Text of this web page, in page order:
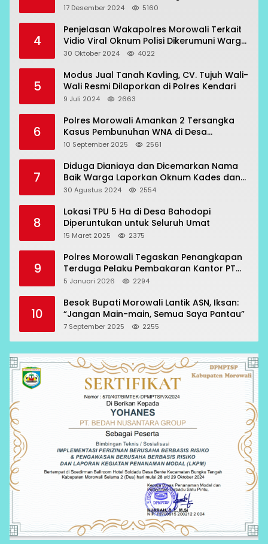
Beraksi di 7 Lokasi
17 Desember 2024 5160
4
Penjelasan Wakapolres Morowali Terkait
Vidio Viral Oknum Polisi Dikerumuni Warga
Bahodopi
30 Oktober 2024 4022
5
Modus Jual Tanah Kavling, CV. Tujuh Wali-
Wali Resmi Dilaporkan di Polres Kendari
9 Juli 2024 2663
6
Polres Morowali Amankan 2 Tersangka
Kasus Pembunuhan WNA di Desa
Topogaro
10 September 2025 2561
7
Diduga Dianiaya dan Dicemarkan Nama
Baik Warga Laporkan Oknum Kades dan
Oknum Polisi
30 Agustus 2024 2554
8
Lokasi TPU 5 Ha di Desa Bahodopi
Diperuntukan untuk Seluruh Umat
15 Maret 2025 2375
9
Polres Morowali Tegaskan Penangkapan
Terduga Pelaku Pembakaran Kantor PT
RCP Sesuai Prosedur
5 Januari 2026 2294
10
Besok Bupati Morowali Lantik ASN, Iksan:
“Jangan Main-main, Semua Saya Pantau”
7 September 2025 2255